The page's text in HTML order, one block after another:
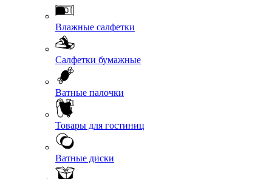
Влажные салфетки
Салфетки бумажные
Ватные палочки
Товары для гостиниц
Ватные диски